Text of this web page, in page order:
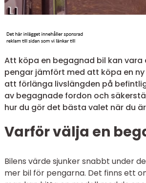
Att köpa en begagnad bil kan
pengar jämfört med att köpa en
att förlänga livslängden på
av begagnade fordon och
hur du gör det bästa valet när du
Varför välja en
Bilens värde sjunker snabbt under
mer bil för pengarna. Det finns ett